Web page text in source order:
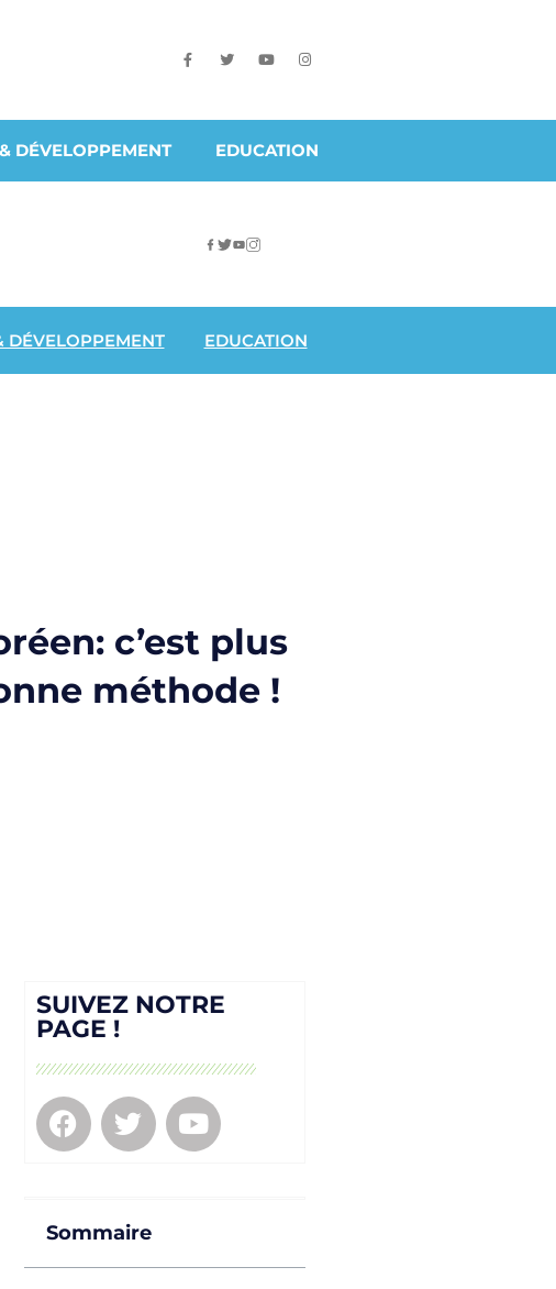
DÉVELOPPEMENT EDUCATION
DÉVELOPPEMENT EDUCATION
c’est plus
méthode !
SUIVEZ NOTRE
PAGE !
Sommaire